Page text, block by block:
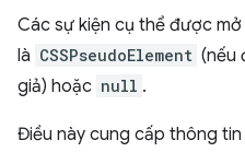
Các sự kiện cụ thể được
là CSSPseudoElement (nếu
giả) hoặc null .
Điều này cung cấp thông